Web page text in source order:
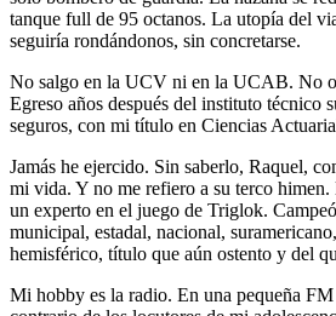
tanque full de 95 octanos. La utopía del
seguiría rondándonos, sin concretarse.
No salgo en la UCV ni en la UCAB. No
Egreso años después del instituto técnico
seguros, con mi título en Ciencias
Jamás he ejercido. Sin saberlo, Raquel,
mi vida. Y no me refiero a su terco
un experto en el juego de Triglok.
municipal, estadal, nacional,
hemisférico, título que aún ostento y del
Mi hobby es la radio. En una pequeña